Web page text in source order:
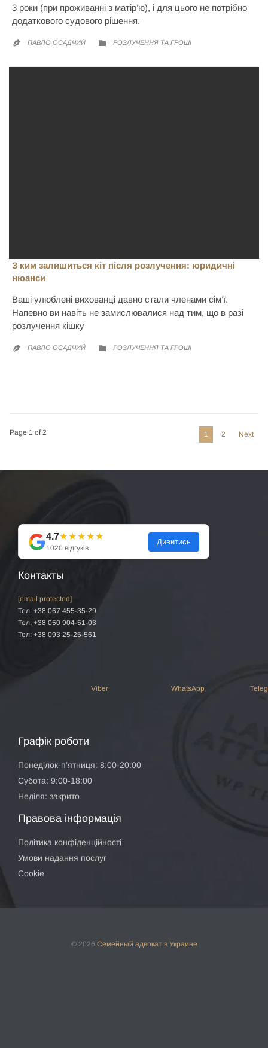
3 роки (при проживанні з матір’ю), і для цього не потрібно
додаткового судового рішення.
 ПАВЛО ОСАДЧИЙ  CATEGORY
РОЗЛУЧЕННЯ ТА ГРОШІ
З ким залишиться кіт після розлучення: юридичні
нюанси
Ваші улюблені вихованці давно стали членами сім’ї.
Напевно ви навіть не замислювалися над тим, що в разі
розлучення кішку
 ПАВЛО ОСАДЧИЙ  CATEGORY
РОЗЛУЧЕННЯ ТА ГРОШІ
Page 1 of 2 1 2 Next
4.7★★★★★
1020 відгуків
Дивитись
Контакты
[email protected]
Тел: +38 067 455-35-29
Тел: +38 050 904-51-03
Тел: +38 093 25-25-561
Viber WhatsApp
Графік роботи
Понеділок-п’ятниця: 8:00-20:00
Субота: 9:00-18:00
Неділя: закрито
Правова інформація
Політика конфіденційності
Умови надання послуг
Cookie
© 2026 Семейный адвокат в Украине